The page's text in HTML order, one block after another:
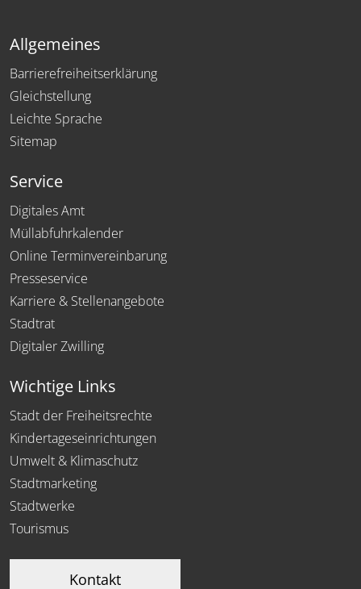
Allgemeines
Barrierefreiheitserklärung
Gleichstellung
Leichte Sprache
Sitemap
Service
Digitales Amt
Müllabfuhrkalender
Online Terminvereinbarung
Presseservice
Karriere & Stellenangebote
Stadtrat
Digitaler Zwilling
Wichtige Links
Stadt der Freiheitsrechte
Kindertageseinrichtungen
Umwelt & Klimaschutz
Stadtmarketing
Stadtwerke
Tourismus
Kontakt